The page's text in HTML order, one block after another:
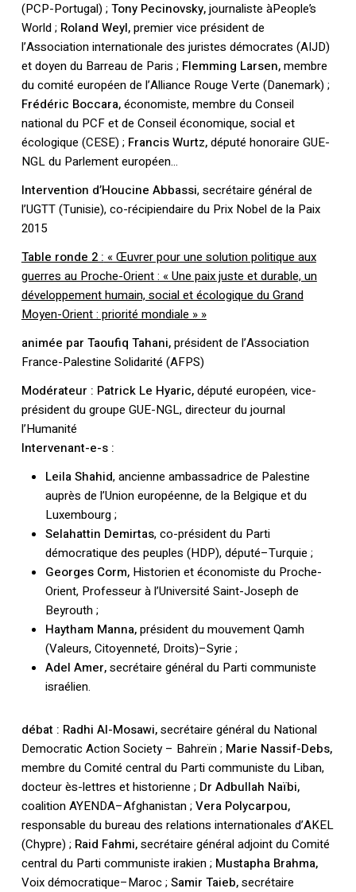
(PCP-Portugal) ; Tony Pecinovsky,journaliste àPeople’s
World ; Roland Weyl,premier vice président de
l’Association internationale des juristes démocrates (AIJD)
et doyen du Barreau de Paris ; Flemming Larsen,membre
du comité européen de l’Alliance Rouge Verte (Danemark) ;
Frédéric Boccara,économiste, membre du Conseil
national du PCF et de Conseil économique, social et
écologique (CESE) ; Francis Wurtz,député honoraire GUE-
NGL du Parlement européen…
Intervention d’Houcine Abbassi, secrétaire général de
l’UGTT (Tunisie), co-récipiendaire du Prix Nobel de la Paix
2015
Table ronde 2 : « Œuvrer pour une solution politique aux
guerres au Proche-Orient : « Une paix juste et durable, un
développement humain, social et écologique du Grand
Moyen-Orient : priorité mondiale » »
animée par Taoufiq Tahani,président de l’Association
France-Palestine Solidarité (AFPS)
Modérateur : Patrick Le Hyaric,député européen, vice-
président du groupe GUE-NGL, directeur du journal
l’Humanité
Intervenant-e-s :
Leila Shahid, ancienne ambassadrice de Palestine
auprès de l’Union européenne, de la Belgique et du
Luxembourg ;
Selahattin Demirtas, co-président du Parti
démocratique des peuples (HDP), député–Turquie ;
Georges Corm,Historien et économiste du Proche-
Orient, Professeur à l’Université Saint-Joseph de
Beyrouth ;
Haytham Manna,président du mouvement Qamh
(Valeurs, Citoyenneté, Droits)–Syrie ;
Adel Amer,secrétaire général du Parti communiste
israélien.
débat : Radhi Al-Mosawi,secrétaire général du National
Democratic Action Society – Bahreïn ; Marie Nassif-Debs,
membre du Comité central du Parti communiste du Liban,
docteur ès-lettres et historienne ; Dr Adbullah Naïbi,
coalition AYENDA–Afghanistan ; Vera Polycarpou,
responsable du bureau des relations internationales d’AKEL
(Chypre) ; Raid Fahmi,secrétaire général adjoint du Comité
central du Parti communiste irakien ; Mustapha Brahma,
Voix démocratique–Maroc ; Samir Taieb,secrétaire